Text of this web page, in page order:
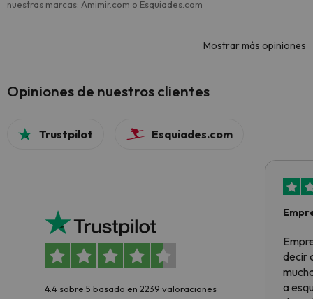
nuestras marcas: Amimir.com o Esquiades.com
Mostrar más opiniones
Opiniones de nuestros clientes
Trustpilot Esquiades.com
4.4 sobre 5 basado en 2239 valoraciones
decir
a